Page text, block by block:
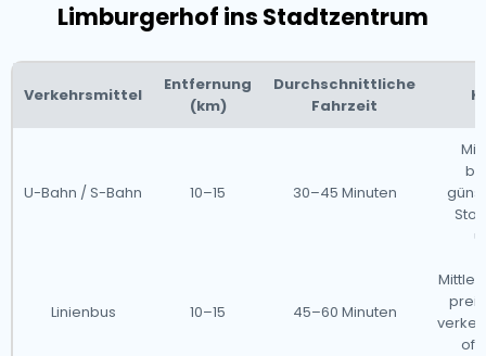
Limburgerhof ins Stadtzentrum
Verkehrsmittel
Entfernung
(km)
Durchschnittliche
Fahrzeit
U-Bahn / S-Bahn 10–15 30–45 Minuten
Linienbus 10–15 45–60 Minuten
oft